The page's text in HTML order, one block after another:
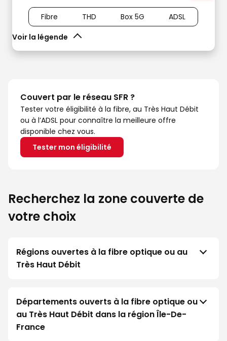
Voir la légende
Fibre THD Box 5G ADSL
Couvert par le réseau SFR ?
Tester votre éligibilité à la fibre, au Très Haut Débit
ou à l’ADSL pour connaître la meilleure offre
disponible chez vous.
Tester mon éligibilité
Recherchez la zone couverte de
votre choix
Régions ouvertes à la fibre optique ou au
Très Haut Débit
Départements ouverts à la fibre optique ou
au Très Haut Débit dans la région Île-De-
France